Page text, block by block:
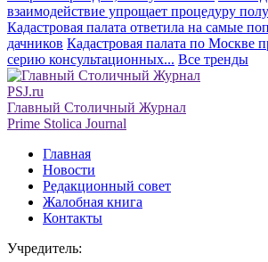
взаимодействие упрощает процедуру
Кадастровая палата ответила на самые
дачников Кадастровая палата по Москве
серию консультационных... Все тренды
PSJ.ru
Главный Столичный Журнал
Prime Stolica Journal
Главная
Новости
Редакционный совет
Жалобная книга
Контакты
Учредитель: